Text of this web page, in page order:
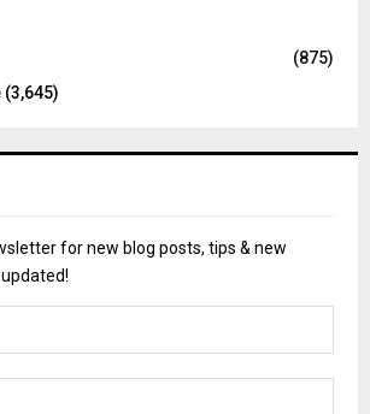
(875)
(3,645)
for new blog posts, tips & new